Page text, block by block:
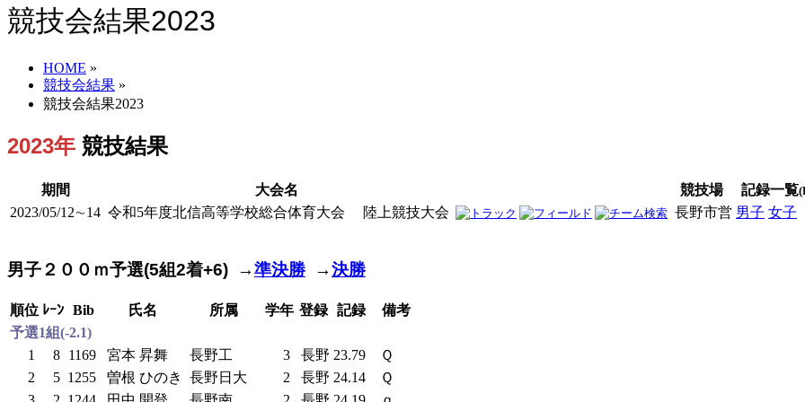
競技会結果2023
HOME »
競技会結果 »
競技会結果2023
2023年 競技結果
期間 大会名 競技場 記録一覧
2023/05/12∼14 令和5年度北信高等学校総合体育大会 陸上競技大会 長野市営 男子 女子
男子２００ｍ予選(5組2着+6) →準決勝→決勝
順位 ﾚｰﾝ Bib 氏名 所属 学年 登録 記録
備考
予選1組(-2.1)
1
8 1169 宮本 昇舞 長野工 3 長野 23.79
Ｑ
2
5 1255 曽根 ひのき 長野日大 2 長野 24.14
Ｑ